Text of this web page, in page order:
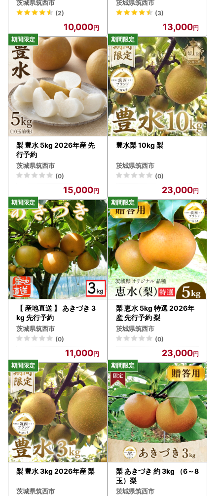
茨城県筑西市
(2)
10,000
茨城県筑西市
(3)
13,000
梨 豊水 5kg 2026年産 先
行予約
茨城県筑西市
(0)
15,000
豊水梨 10kg 梨
茨城県筑西市
(0)
23,000
【 産地直送 】 あきづき 3
kg 先行予約
茨城県筑西市
(0)
11,000
梨 恵水 5kg 特選 2026年
産 先行予約 梨
茨城県筑西市
(0)
23,000
梨 豊水 3kg 2026年産 梨
茨城県筑西市
梨 あきづき 約 3kg （6～8
玉）梨
茨城県筑西市